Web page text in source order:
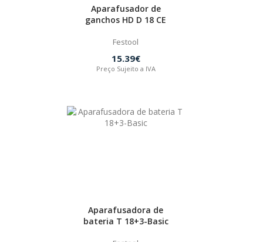
Aparafusador de
ganchos HD D 18 CE
Festool
15.39€
Preço Sujeito a IVA
Aparafusadora de
bateria T 18+3-Basic